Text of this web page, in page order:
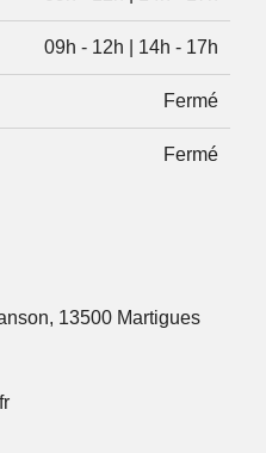
09h - 12h | 14h - 17h
Fermé
Fermé
13500 Martigues